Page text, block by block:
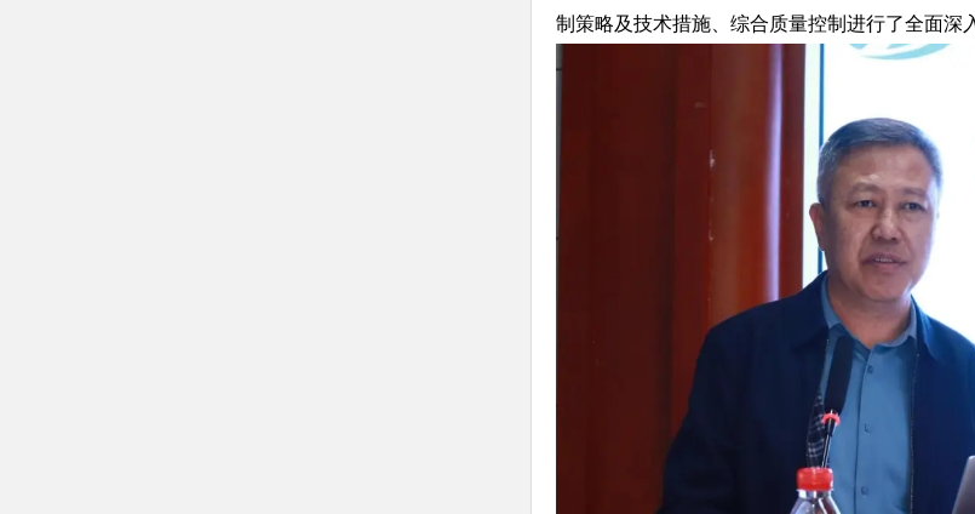
制策略及技术措施、综合质量控制进行了全面深